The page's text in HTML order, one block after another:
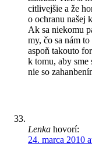
citlivejšie a že
o ochranu našej
Ak sa niekomu
my, čo sa nám
aspoň takouto
k tomu, aby sme
nie so
Lenka hovorí:
24. marca 2010